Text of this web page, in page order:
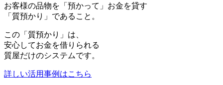
お客様の品物を「預かって」お金を貸す
「質預かり」であること。
この「質預かり」は、
安心してお金を借りられる
質屋だけのシステムです。
詳しい活用事例はこちら